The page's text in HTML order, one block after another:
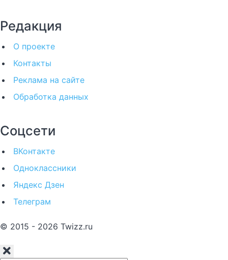
Редакция
О проекте
Контакты
Реклама на сайте
Обработка данных
Соцсети
ВКонтакте
Одноклассники
Яндекс Дзен
Телеграм
© 2015 - 2026 Twizz.ru